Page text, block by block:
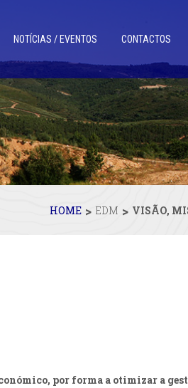
NOTÍCIAS / EVENTOS CONTACTOS
HOME > EDM > VISÃO,
por forma a otimizar a